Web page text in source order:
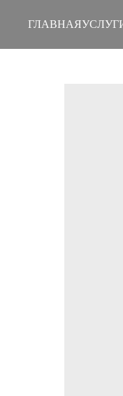
ГЛАВНАЯ